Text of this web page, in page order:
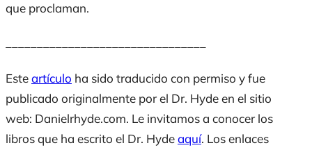
que proclaman.
Esteartículo ha sido traducido con permiso y fue
publicado originalmente por el Dr. Hyde en el sitio
web: Danielrhyde.com. Le invitamos a conocer los
libros que ha escrito el Dr. Hydeaquí. Los enlaces